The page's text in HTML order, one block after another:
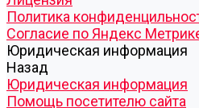
Политика
Согласие по Яндекс
Юридическая информация
Назад
Юридическая информация
Помощь посетителю сайта